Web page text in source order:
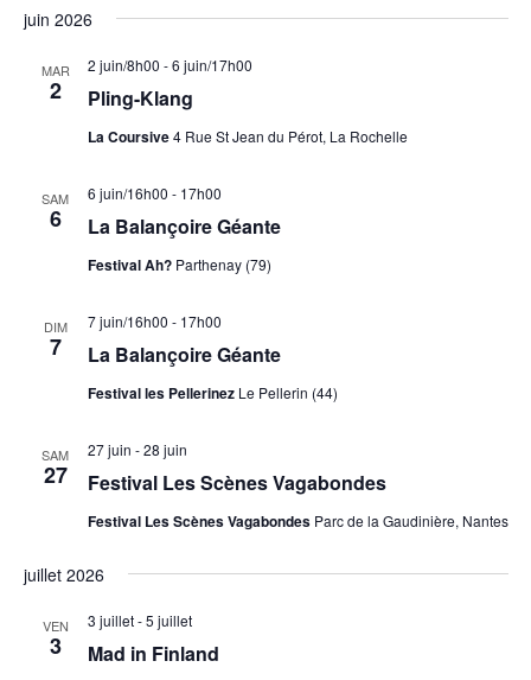
juin 2026
MAR
2 Pling-Klang
2 juin/8h00 -6 juin/17h00
La Coursive4 Rue St Jean du Pérot, La Rochelle
SAM
6 La Balançoire Géante
6 juin/16h00 - 17h00
Festival Ah? Parthenay (79)
DIM
7 La Balançoire Géante
7 juin/16h00 - 17h00
Festival les Pellerinez Le Pellerin (44)
SAM
27 Festival Les Scènes Vagabondes
27 juin -28 juin
Festival Les Scènes Vagabondes Parc de la Gaudinière, Nantes
juillet 2026
VEN
3 Mad in Finland
3 juillet-5 juillet